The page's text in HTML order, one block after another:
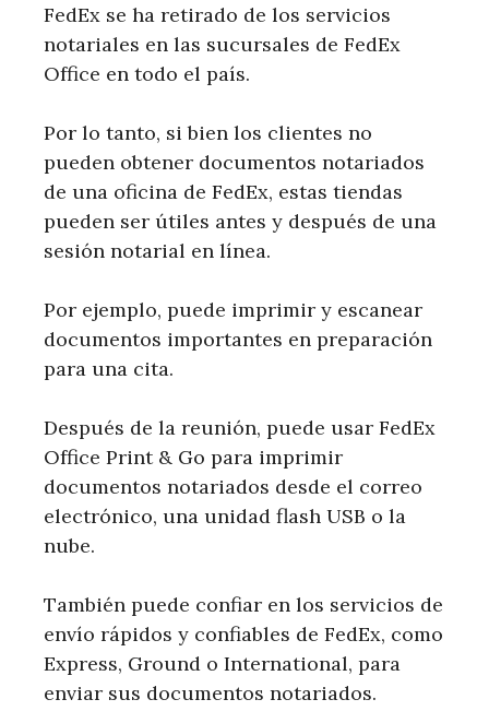
FedEx se ha retirado de los servicios
notariales en las sucursales de FedEx
Office en todo el país.
Por lo tanto, si bien los clientes no
pueden obtener documentos notariados
de una oficina de FedEx, estas tiendas
pueden ser útiles antes y después de una
sesión notarial en línea.
Por ejemplo, puede imprimir y escanear
documentos importantes en preparación
para una cita.
Después de la reunión, puede usar FedEx
Office Print & Go para imprimir
documentos notariados desde el correo
electrónico, una unidad flash USB o la
nube.
También puede confiar en los servicios de
envío rápidos y confiables de FedEx, como
Express, Ground o International, para
enviar sus documentos notariados.